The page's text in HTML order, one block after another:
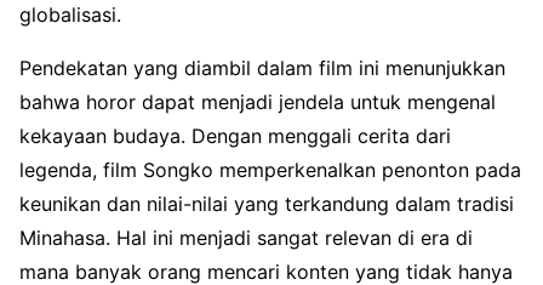
globalisasi.
Pendekatan yang diambil dalam film ini menunjukkan
bahwa horor dapat menjadi jendela untuk mengenal
kekayaan budaya. Dengan menggali cerita dari
legenda, film Songko memperkenalkan penonton pada
keunikan dan nilai-nilai yang terkandung dalam tradisi
Minahasa. Hal ini menjadi sangat relevan di era di
mana banyak orang mencari konten yang tidak hanya